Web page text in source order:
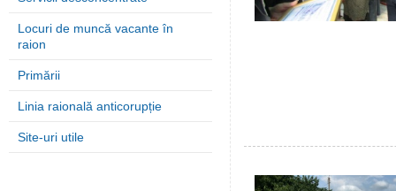
Locuri de muncă vacante în
raion
Primării
Linia raională anticorupție
Site-uri utile